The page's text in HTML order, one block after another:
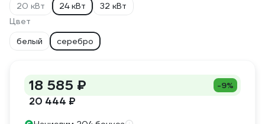
20 кВт
24 кВт
32 кВт
Цвет
белый
серебро
18 585 ₽ -9%
20 444 ₽